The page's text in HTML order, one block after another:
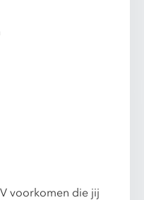
voorkomen die jij